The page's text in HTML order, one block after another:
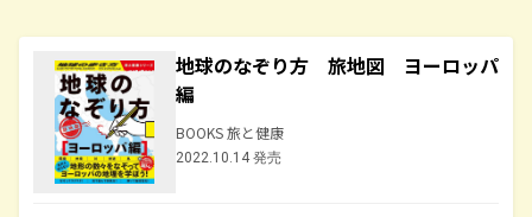
地球のなぞり方 旅地図 ヨーロッパ
編
BOOKS 旅と健康
2022.10.14 発売